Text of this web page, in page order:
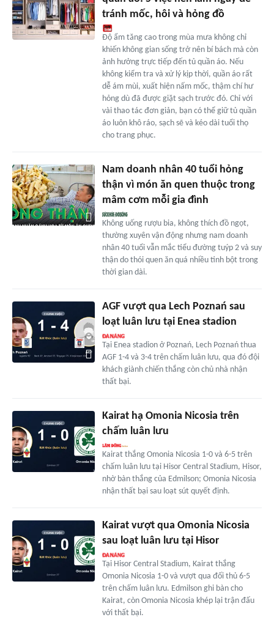
tránh mốc, hôi và hỏng đồ
Độ ẩm tăng cao trong mùa mưa không chỉ
khiến không gian sống trở nên bí bách mà còn
ảnh hưởng trực tiếp đến tủ quần áo. Nếu
không kiểm tra và xử lý kịp thời, quần áo rất
dễ ám mùi, xuất hiện nấm mốc, thậm chí hư
hỏng dù đã được giặt sạch trước đó. Chỉ với
vài thao tác đơn giản, bạn có thể giữ tủ quần
áo luôn khô ráo, sạch sẽ và kéo dài tuổi thọ
cho trang phục.
Nam doanh nhân 40 tuổi hỏng
thận vì món ăn quen thuộc trong
mâm cơm mỗi gia đình
Không uống rượu bia, không thích đồ ngọt,
thường xuyên vận động nhưng nam doanh
nhân 40 tuổi vẫn mắc tiểu đường tuýp 2 và suy
thận do thói quen ăn quá nhiều tinh bột trong
thời gian dài.
AGF vượt qua Lech Poznań sau
loạt luân lưu tại Enea stadion
Tại Enea stadion ở Poznań, Lech Poznań thua
AGF 1-4 và 3-4 trên chấm luân lưu, qua đó đội
khách giành chiến thắng còn chủ nhà nhận
thất bại.
Kairat hạ Omonia Nicosia trên
chấm luân lưu
Kairat thắng Omonia Nicosia 1-0 và 6-5 trên
chấm luân lưu tại Hisor Central Stadium, Hisor,
nhờ bàn thắng của Edmilson; Omonia Nicosia
nhận thất bại sau loạt sút quyết định.
Kairat vượt qua Omonia Nicosia
sau loạt luân lưu tại Hisor
Tại Hisor Central Stadium, Kairat thắng
Omonia Nicosia 1-0 và vượt qua đối thủ 6-5
trên chấm luân lưu. Edmilson ghi bàn cho
Kairat, còn Omonia Nicosia khép lại trận đấu
với thất bại.